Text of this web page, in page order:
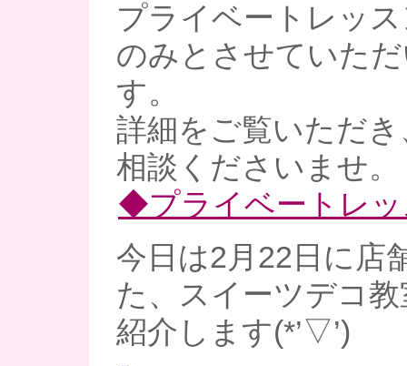
プライベートレッ
のみとさせていた
す。
詳細をご覧いただ
相談くださいませ。
◆プライベートレ
今日は2月22日に店
た、スイーツデコ
紹介します(*’▽’)